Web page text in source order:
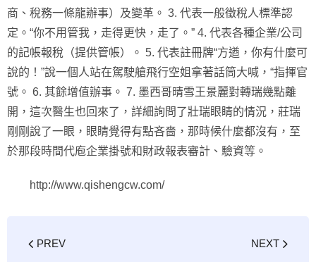
商、稅務一條龍辦事）及變革。 3. 代表一般徵稅人標準認
定。“你不用管我，走得更快，走了。” 4. 代表各種企業/公司
的記帳報稅（提供管帳）。 5. 代表註冊牌“方遒，你有什麼可
說的！”說一個人站在駕駛艙飛行空姐拿著話筒大喊，“指揮官
號。 6. 其餘增值辦事。 7. 墨西哥晴雪王景麗對轉瑞幾點離
開，這次醫生也回來了，詳細詢問了壯瑞眼睛的情況，莊瑞
剛剛說了一眼，眼睛覺得有點吝嗇，那時候什麼都沒有，至
於那段時間代庖企業掛號和財政報表審計、驗資等。
http://www.qishengcw.com/
PREV NEXT